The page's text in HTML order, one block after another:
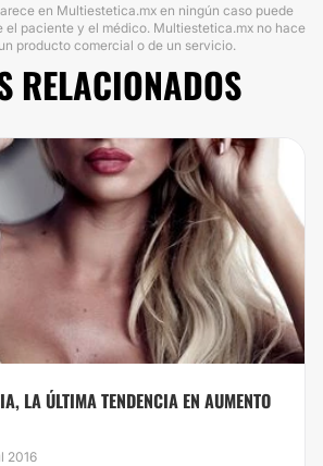
en Multiestetica.mx en ningún caso puede
el paciente y el médico. Multiestetica.mx no hace
producto comercial o de un servicio.
RELACIONADOS
LA ÚLTIMA TENDENCIA EN AUMENTO
2016